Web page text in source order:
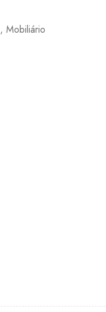
,Mobiliário